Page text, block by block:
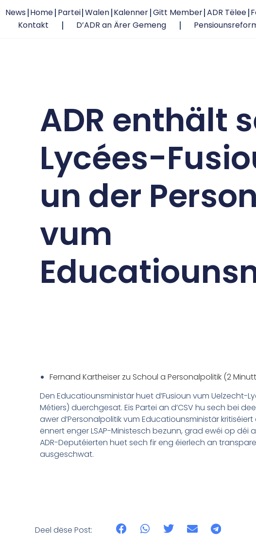
News Home Partei Walen Kalenner Gitt Member ADR Tëlee
Kontakt
D’ADR an Ärer Gemeng
ADR enthält
Lycées-
un der
vum
Fernand Kartheiser zu Schoul a Personalpolitik (2
Den Educatiounsministär huet d’Fusioun vum Uelzecht-
Métiers) duerchgesat. Eis Partei an d’CSV hu sech bei
awer d’Personalpolitik vum Educatiounsministär
ënnert enger LSAP-Ministesch bezunn, grad ewéi op déi
ADR-Deputéierten huet sech fir eng éierlech an
ausgeschwat.
Deel dëse Post: